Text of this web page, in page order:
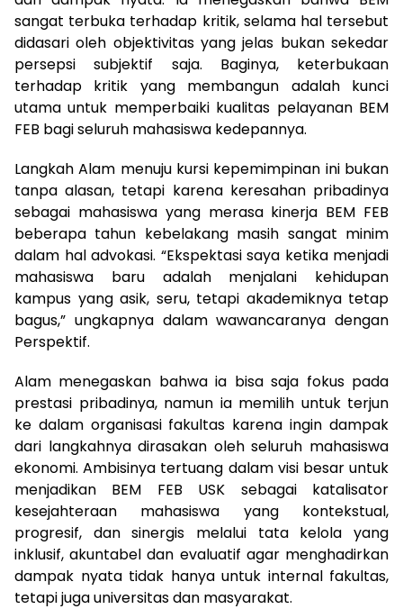
sangat terbuka terhadap kritik, selama hal tersebut
didasari oleh objektivitas yang jelas bukan sekedar
persepsi subjektif saja. Baginya, keterbukaan
terhadap kritik yang membangun adalah kunci
utama untuk memperbaiki kualitas pelayanan BEM
FEB bagi seluruh mahasiswa kedepannya.
Langkah Alam menuju kursi kepemimpinan ini bukan
tanpa alasan, tetapi karena keresahan pribadinya
sebagai mahasiswa yang merasa kinerja BEM FEB
beberapa tahun kebelakang masih sangat minim
dalam hal advokasi. “Ekspektasi saya ketika menjadi
mahasiswa baru adalah menjalani kehidupan
kampus yang asik, seru, tetapi akademiknya tetap
bagus,” ungkapnya dalam wawancaranya dengan
Perspektif.
Alam menegaskan bahwa ia bisa saja fokus pada
prestasi pribadinya, namun ia memilih untuk terjun
ke dalam organisasi fakultas karena ingin dampak
dari langkahnya dirasakan oleh seluruh mahasiswa
ekonomi. Ambisinya tertuang dalam visi besar untuk
menjadikan BEM FEB USK sebagai katalisator
kesejahteraan mahasiswa yang kontekstual,
progresif, dan sinergis melalui tata kelola yang
inklusif, akuntabel dan evaluatif agar menghadirkan
dampak nyata tidak hanya untuk internal fakultas,
tetapi juga universitas dan masyarakat.